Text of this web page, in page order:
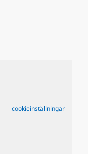
cookieinställningar